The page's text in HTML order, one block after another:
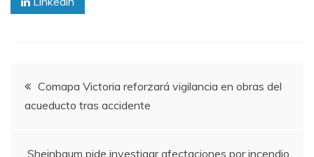
PostComapa Victoria reforzará vigilancia en obras del
acueducto tras accidente
Sheinbaum pide investigar afectaciones por incendio